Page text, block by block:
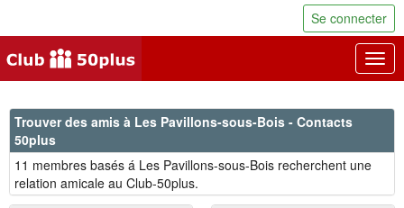
Se connecter
Trouver des amis à Les Pavillons-sous-Bois - Contacts
50plus
11 membres basés á Les Pavillons-sous-Bois recherchent une
relation amicale au Club-50plus.